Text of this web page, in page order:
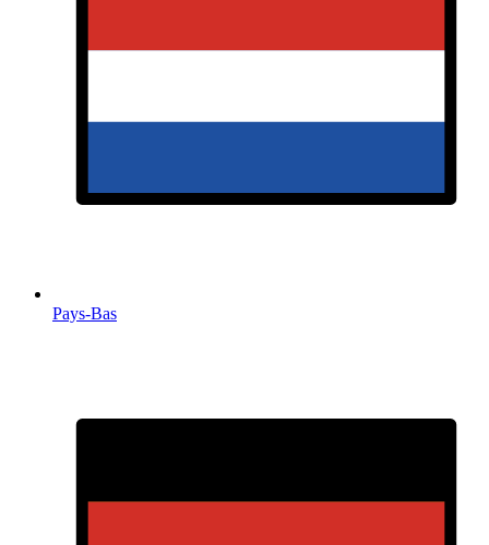
Pays-Bas